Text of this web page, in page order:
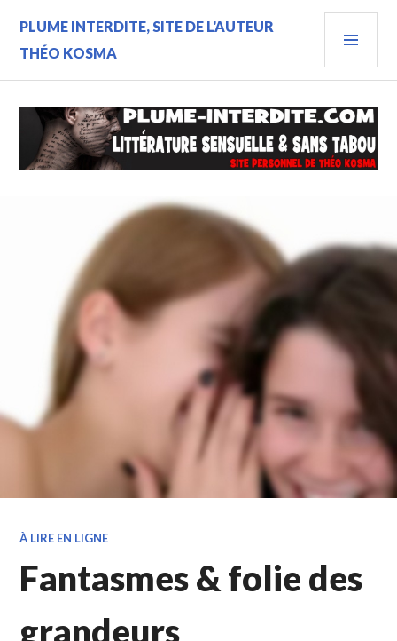
contenu
PLUME INTERDITE, SITE DE L'AUTEUR
THÉO KOSMA
À LIRE EN LIGNE
Fantasmes & folie des
grandeurs